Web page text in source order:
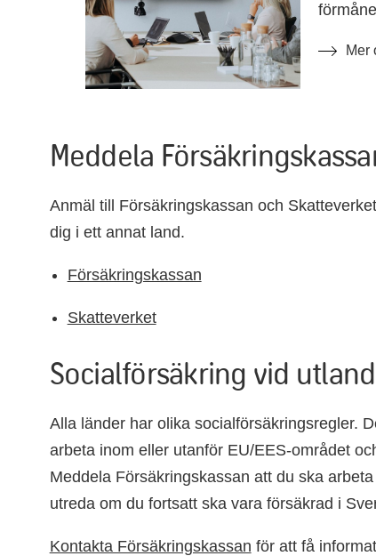
Mer
Meddela
Anmäl till Försäkringskassan och
dig i ett annat land.
Försäkringskassan
Skatteverket
Socialförsäkring vid
Alla länder har olika socialförsäkringsregler.
arbeta inom eller utanför EU/EES-området
Meddela Försäkringskassan att du ska
utreda om du fortsatt ska vara försäkrad i
Kontakta Försäkringskassan för att få